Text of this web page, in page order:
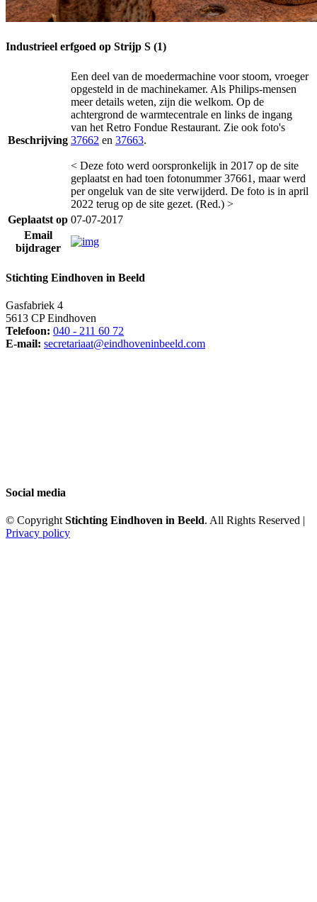
Industrieel erfgoed op Strijp S (1)
Beschrijving
Een deel van de moedermachine voor stoom, vroeger
opgesteld in de machinekamer. Als Philips-mensen
meer details weten, zijn die welkom. Op de
achtergrond de warmtecentrale en links de ingang
van het Retro Fondue Restaurant. Zie ook foto's
37662 en 37663.
< Deze foto werd oorspronkelijk in 2017 op de site
geplaatst en had toen fotonummer 37661, maar werd
per ongeluk van de site verwijderd. De foto is in april
2022 terug op de site gezet. (Red.) >
Geplaatst op 07-07-2017
Email
bijdrager
Stichting Eindhoven in Beeld
Gasfabriek 4
5613 CP Eindhoven
Telefoon: 040 - 211 60 72
E-mail: secretariaat@eindhoveninbeeld.com
Social media
© Copyright Stichting Eindhoven in Beeld. All Rights Reserved |
Privacy policy